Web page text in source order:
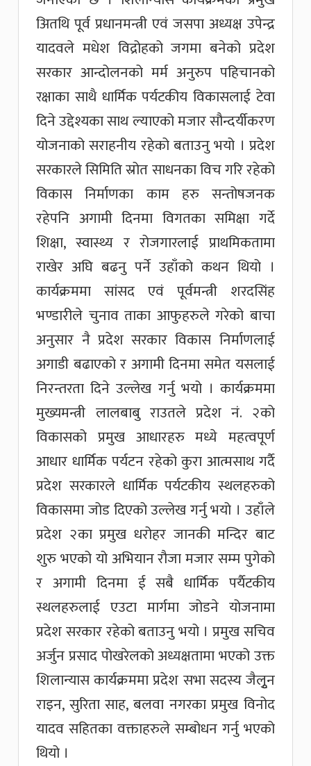
अितथि पूर्व प्रधानमन्त्री एवं जसपा अध्यक्ष उपेन्द्र
यादवले मधेश विद्रोहको जगमा बनेको प्रदेश
सरकार आन्दोलनको मर्म अनुरुप पहिचानको
रक्षाका साथै धार्मिक पर्यटकीय विकासलाई टेवा
दिने उद्देश्यका साथ ल्याएको मजार सौन्दर्यीकरण
योजनाको सराहनीय रहेको बताउनु भयो । प्रदेश
सरकारले सिमिति स्रोत साधनका विच गरि रहेको
विकास निर्माणका काम हरु सन्तोषजनक
रहेपनि अगामी दिनमा विगतका समिक्षा गर्दे
शिक्षा, स्वास्थ्य र रोजगारलाई प्राथमिकतामा
राखेर अघि बढनु पर्ने उहाँको कथन थियो ।
कार्यक्रममा सांसद एवं पूर्वमन्त्री शरदसिंह
भण्डारीले चुनाव ताका आफुहरुले गरेको बाचा
अनुसार नै प्रदेश सरकार विकास निर्माणलाई
अगाडी बढाएको र अगामी दिनमा समेत यसलाई
निरन्तरता दिने उल्लेख गर्नु भयो । कार्यक्रममा
मुख्यमन्त्री लालबाबु राउतले प्रदेश नं. २को
विकासको प्रमुख आधारहरु मध्ये महत्वपूर्ण
आधार धार्मिक पर्यटन रहेको कुरा आत्मसाथ गर्दै
प्रदेश सरकारले धार्मिक पर्यटकीय स्थलहरुको
विकासमा जोड दिएको उल्लेख गर्नु भयो । उहाँले
प्रदेश २का प्रमुख धरोहर जानकी मन्दिर बाट
शुरु भएको यो अभियान रौजा मजार सम्म पुगेको
र अगामी दिनमा ई सबै धार्मिक पर्यैटकीय
स्थलहरुलाई एउटा मार्गमा जोडने योजनामा
प्रदेश सरकार रहेको बताउनु भयो । प्रमुख सचिव
अर्जुन प्रसाद पोखरेलको अध्यक्षतामा भएको उक्त
शिलान्यास कार्यक्रममा प्रदेश सभा सदस्य जैलृुन
राइन, सुरिता साह, बलवा नगरका प्रमुख विनोद
यादव सहितका वक्ताहरुले सम्बोधन गर्नु भएको
थियो ।